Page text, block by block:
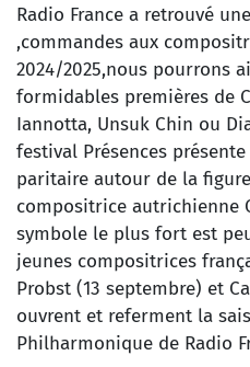
Radio France a retrouvé
,commandes aux
2024/2025,nous pourrons
formidables premières de
Iannotta, Unsuk Chin ou
festival Présences
paritaire autour de la
compositrice autrichienne
symbole le plus fort est
jeunes compositrices
Probst (13 septembre) et
ouvrent et referment la
Philharmonique de Radio